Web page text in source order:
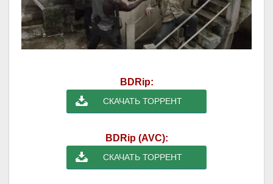
BDRip:
СКАЧАТЬ ТОРРЕНТ
BDRip (AVC):
СКАЧАТЬ ТОРРЕНТ